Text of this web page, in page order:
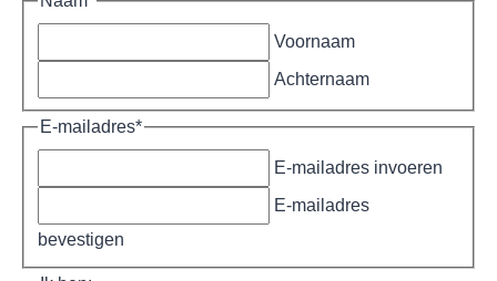
Voornaam
Achternaam
E-mailadres*
E-mailadres invoeren
E-mailadres
bevestigen